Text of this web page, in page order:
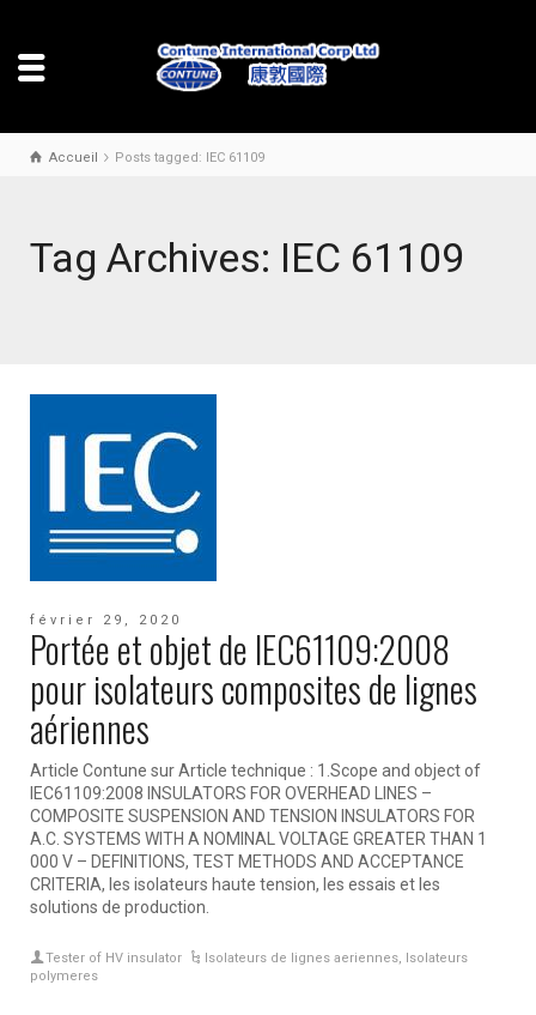
Accueil Posts tagged: IEC 61109
Tag Archives: IEC 61109
février 29, 2020
Portée et objet de IEC61109:2008
pour isolateurs composites de lignes
aériennes
Article Contune sur Article technique : 1.Scope and object of
IEC61109:2008 INSULATORS FOR OVERHEAD LINES –
COMPOSITE SUSPENSION AND TENSION INSULATORS FOR
A.C. SYSTEMS WITH A NOMINAL VOLTAGE GREATER THAN 1
000 V – DEFINITIONS, TEST METHODS AND ACCEPTANCE
CRITERIA, les isolateurs haute tension, les essais et les
solutions de production.
Tester of HV insulator Isolateurs de lignes aeriennes,
Isolateurs
polymeres